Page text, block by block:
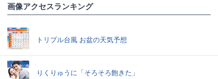
画像アクセスランキング
トリプル台風 お盆の天気予想
りくりゅうに「そろそろ飽きた」